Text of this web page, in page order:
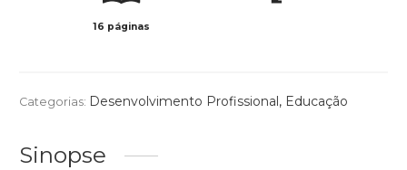
16 páginas
Categorias: Desenvolvimento Profissional, Educação
Sinopse